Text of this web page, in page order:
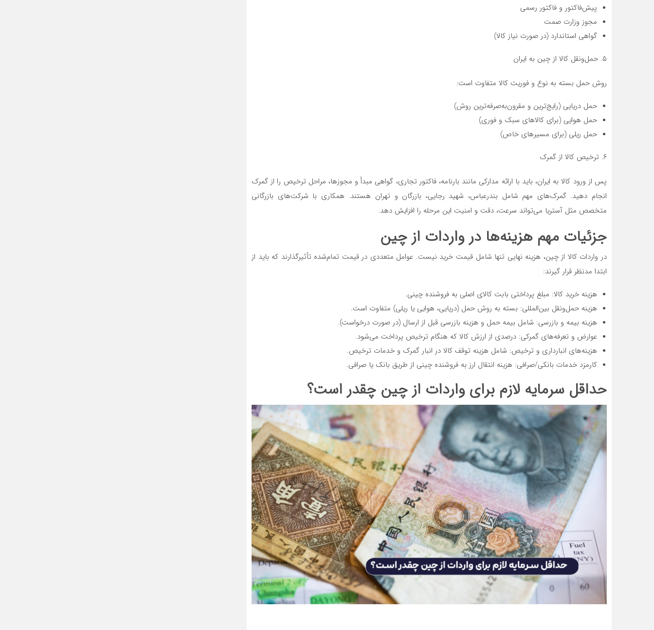
پیش‌فاکتور و فاکتور رسمی
مجوز وزارت صمت
گواهی استاندارد (در صورت نیاز کالا)
۵. حمل‌ونقل کالا از چین به ایران
روش حمل بسته به نوع و فوریت کالا متفاوت است:
حمل دریایی (رایج‌ترین و مقرون‌به‌صرفه‌ترین روش)
حمل هوایی (برای کالاهای سبک و فوری)
حمل ریلی (برای مسیرهای خاص)
۶. ترخیص کالا از گمرک
پس از ورود کالا به ایران، باید با ارائه مدارکی مانند بارنامه، فاکتور تجاری، گواهی مبدأ و مجوزها، مراحل ترخیص را از گمرک
انجام دهید. گمرک‌های مهم شامل بندرعباس، شهید رجایی، بازرگان و تهران هستند. همکاری با شرکت‌های بازرگانی
متخصص مثل آستریا می‌تواند سرعت، دقت و امنیت این مرحله را افزایش دهد.
جزئیات مهم هزینه‌ها در واردات از چین
در واردات کالا از چین، هزینه نهایی تنها شامل قیمت خرید نیست. عوامل متعددی در قیمت تمام‌شده تأثیرگذارند که باید از
ابتدا مدنظر قرار گیرند:
هزینه خرید کالا: مبلغ پرداختی بابت کالای اصلی به فروشنده چینی.
هزینه حمل‌ونقل بین‌المللی: بسته به روش حمل (دریایی، هوایی یا ریلی) متفاوت است.
هزینه بیمه و بازرسی: شامل بیمه حمل و هزینه بازرسی قبل از ارسال (در صورت درخواست).
عوارض و تعرفه‌های گمرکی: درصدی از ارزش کالا که هنگام ترخیص پرداخت می‌شود.
هزینه‌های انبارداری و ترخیص: شامل هزینه توقف کالا در انبار گمرک و خدمات ترخیص.
کارمزد خدمات بانکی/صرافی: هزینه انتقال ارز به فروشنده چینی از طریق بانک یا صرافی.
حداقل سرمایه لازم برای واردات از چین چقدر است؟